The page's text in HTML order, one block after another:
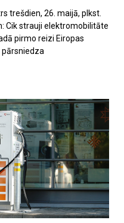
trešdien, 26. maijā, plkst.
Cik strauji elektromobilitāte
pirmo reizi Eiropas